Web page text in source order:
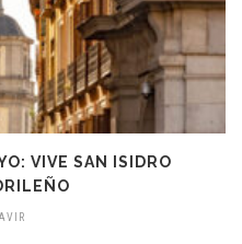
VIVE SAN ISIDRO